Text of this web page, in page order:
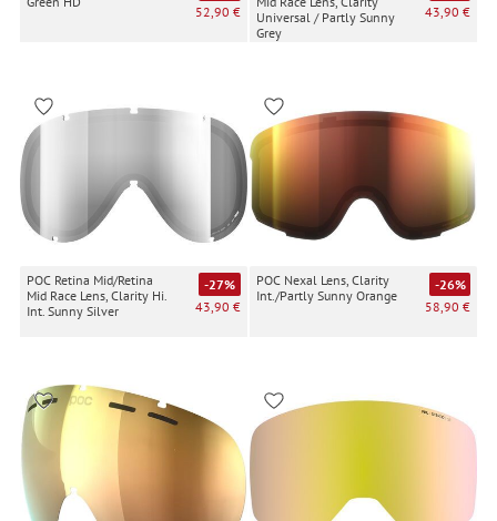
52,90 €
Universal / Partly Sunny
Grey
43,90 €
POC Retina Mid/Retina
Mid Race Lens, Clarity Hi.
Int. Sunny Silver
-27%
43,90 €
POC Nexal Lens, Clarity
Int./Partly Sunny Orange
-26%
58,90 €